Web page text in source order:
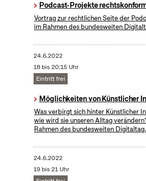
Podcast-Projekte
Vortrag zur rechtlichen Seite der
im Rahmen des bundesweiten
24.6.2022
18 bis 20:15 Uhr
Eintritt frei
Möglichkeiten von Künstlicher
Was verbirgt sich hinter Künstlicher
wie wird sie unseren Alltag
Rahmen des bundesweiten Digitaltag.
24.6.2022
19 bis 21 Uhr